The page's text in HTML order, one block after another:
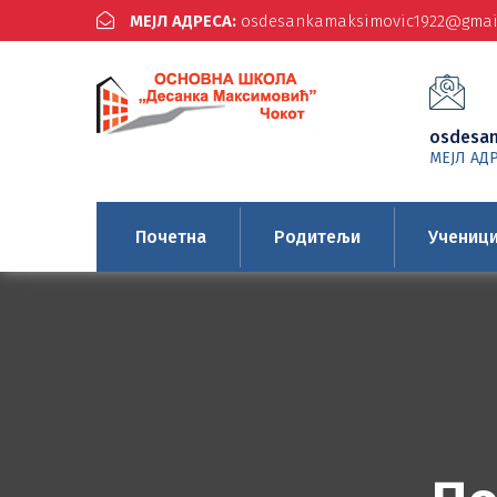
МЕЈЛ АДРЕСА:
МЕЈЛ
Почетна Родитељи